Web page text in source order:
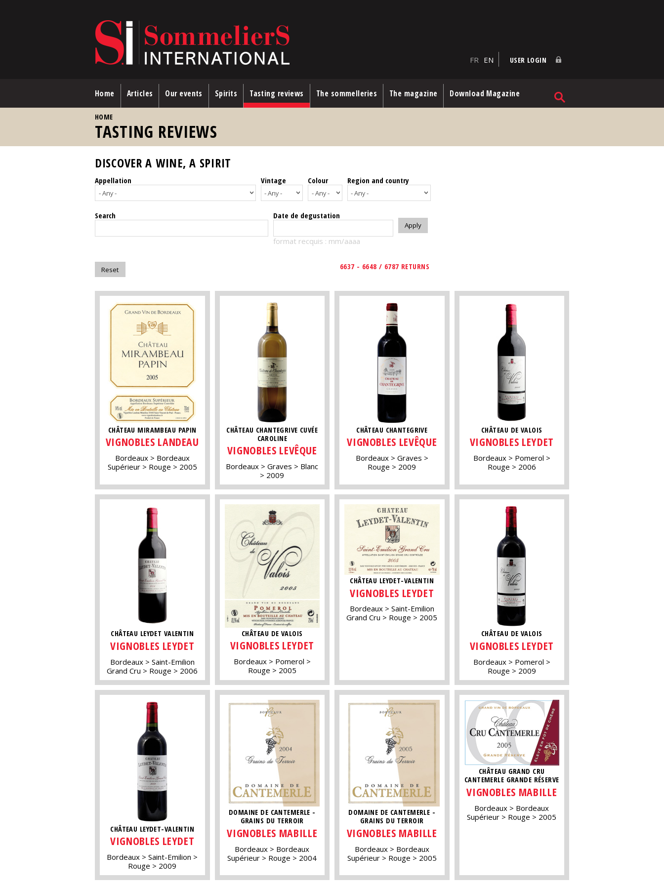
FR EN USER LOGIN
Home Articles Our events Spirits Tasting reviews The sommelleries The magazine Download Magazine
HOME
TASTING REVIEWS
DISCOVER A WINE, A SPIRIT
Appellation Vintage Colour Region and country
Search Date de degustation
format recquis : mm/aaaa
6637 - 6648 / 6787 RETURNS
CHÂTEAU MIRAMBEAU PAPIN
VIGNOBLES LANDEAU
Bordeaux
Bordeaux
Supérieur
Rouge 2005
CHÂTEAU CHANTEGRIVE CUVÉE
CAROLINE
VIGNOBLES LEVÊQUE
Bordeaux Graves
Blanc
2009
CHÂTEAU CHANTEGRIVE
VIGNOBLES LEVÊQUE
Bordeaux
Graves
Rouge
2009
CHÂTEAU DE VALOIS
VIGNOBLES LEYDET
Bordeaux
Pomerol
Rouge
2006
CHÂTEAU LEYDET VALENTIN
VIGNOBLES LEYDET
Bordeaux
Saint-Emilion
Grand Cru
Rouge 2006
CHÂTEAU DE VALOIS
VIGNOBLES LEYDET
Bordeaux
Pomerol
Rouge
2005
CHÂTEAU LEYDET-VALENTIN
VIGNOBLES LEYDET
Bordeaux
Saint-Emilion
Grand Cru
Rouge 2005
CHÂTEAU DE VALOIS
VIGNOBLES LEYDET
Bordeaux
Pomerol
Rouge
2009
CHÂTEAU LEYDET-VALENTIN
VIGNOBLES LEYDET
Bordeaux
Saint-Emilion
Rouge
2009
DOMAINE DE CANTEMERLE -
GRAINS DU TERROIR
VIGNOBLES MABILLE
Bordeaux
Bordeaux
Supérieur
Rouge 2004
DOMAINE DE CANTEMERLE -
GRAINS DU TERROIR
VIGNOBLES MABILLE
Bordeaux
Bordeaux
Supérieur
Rouge 2005
CHÂTEAU GRAND CRU
CANTEMERLE GRANDE RÉSERVE
VIGNOBLES MABILLE
Bordeaux
Bordeaux
Supérieur
Rouge 2005